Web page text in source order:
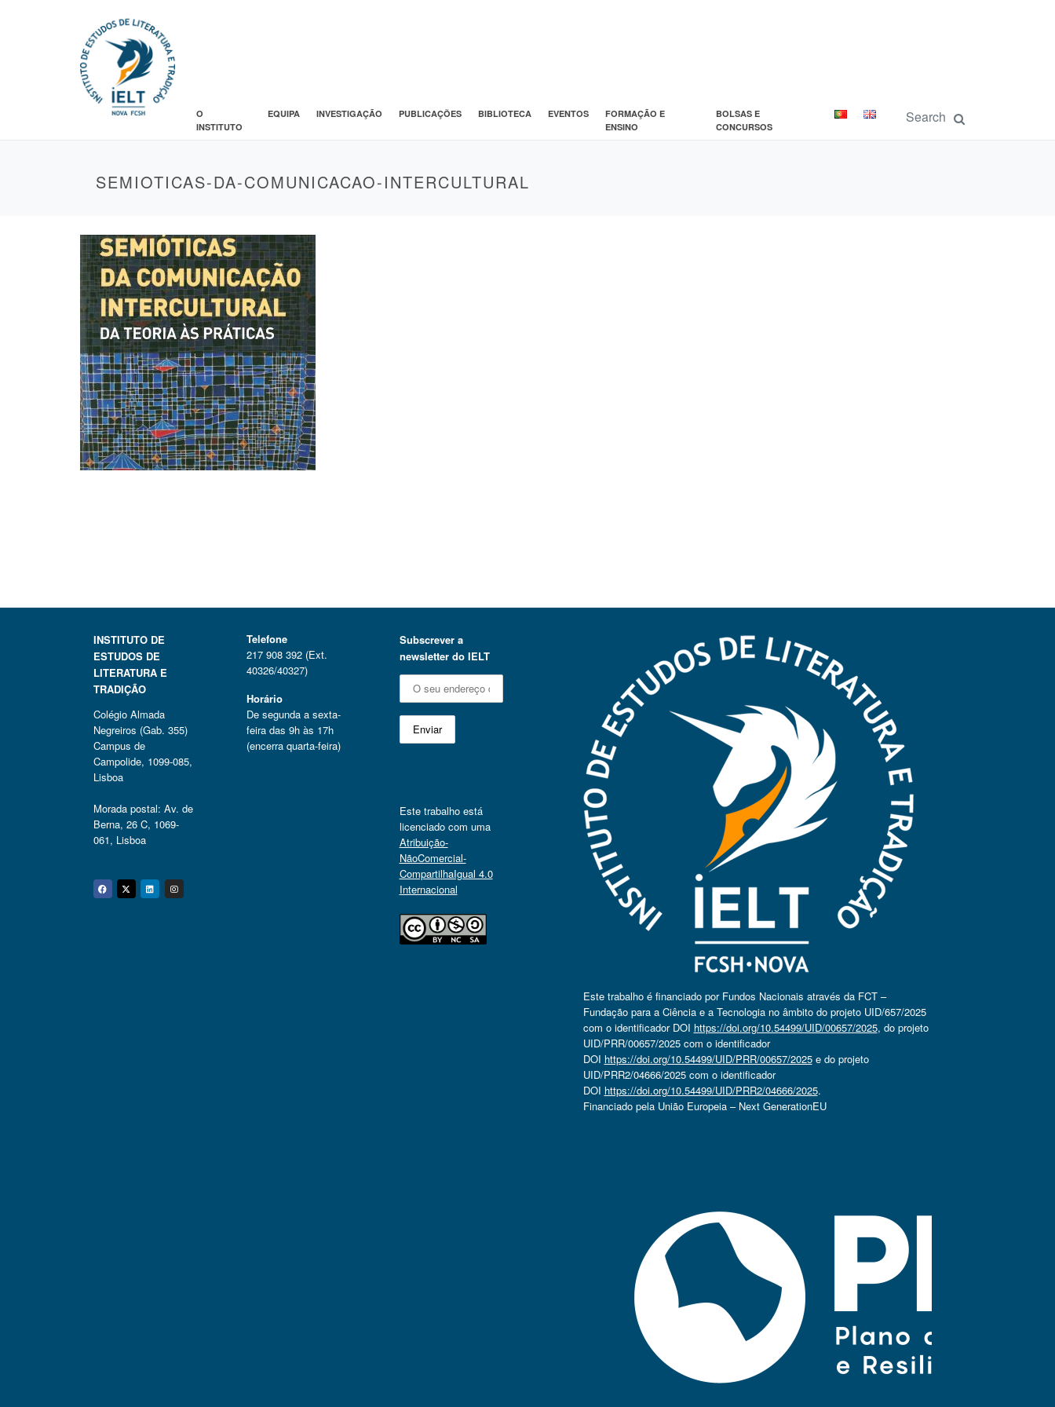
O
INSTITUTO
EQUIPA INVESTIGAÇÃO PUBLICAÇÕES BIBLIOTECA EVENTOS
FORMAÇÃO E
ENSINO
BOLSAS E
CONCURSOS
SEMIOTICAS-DA-COMUNICACAO-INTERCULTURAL
INSTITUTO DE
ESTUDOS DE
LITERATURA E
TRADIÇÃO
Colégio Almada
Negreiros (Gab. 355)
Campus de
Campolide, 1099-085,
Lisboa
Morada postal: Av. de
Berna, 26 C, 1069-
061, Lisboa
Facebook
Twitter
Linkedin
Instagram
Telefone
217 908 392 (Ext.
40326/40327)
Horário
De segunda a sexta-
feira das 9h às 17h
(encerra quarta-feira)
Subscrever a
newsletter do IELT
Este trabalho está
licenciado com uma
Atribuição-
NãoComercial-
CompartilhaIgual 4.0
Internacional
Este trabalho é financiado por Fundos Nacionais através da FCT –
Fundação para a Ciência e a Tecnologia no âmbito do projeto UID/657/2025
com o identificador DOI https://doi.org/10.54499/UID/00657/2025, do projeto
UID/PRR/00657/2025 com o identificador
DOI https://doi.org/10.54499/UID/PRR/00657/2025e do projeto
UID/PRR2/04666/2025 com o identificador
DOI https://doi.org/10.54499/UID/PRR2/04666/2025.
Financiado pela União Europeia – Next GenerationEU